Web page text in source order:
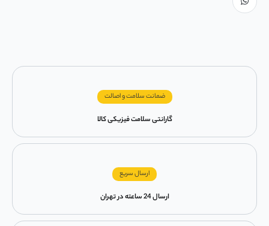
ضمانت سلامت و اصالت
گارانتی سلامت فیزیکی کالا
ارسال سریع
ارسال 24 ساعته در تهران